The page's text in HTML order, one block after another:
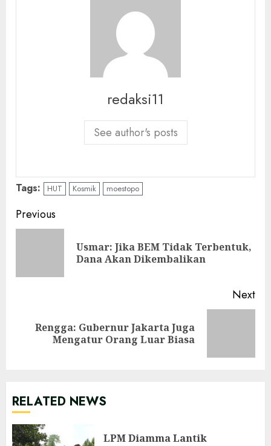
redaksi11
See author's posts
Tags: HUT Kosmik moestopo
Continue
Reading
Previous
Usmar: Jika BEM Tidak Terbentuk,
Dana Akan Dikembalikan
Next
NextRengga: Gubernur Jakarta Juga
Mengatur Orang Luar Biasa
RELATED NEWS
LPM Diamma Lantik